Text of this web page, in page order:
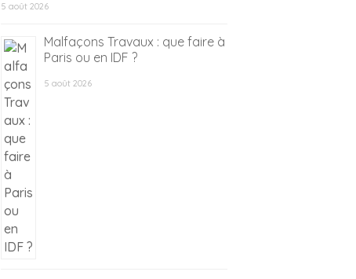
5 août 2026
Malfaçons Travaux : que faire à
Paris ou en IDF ?
5 août 2026